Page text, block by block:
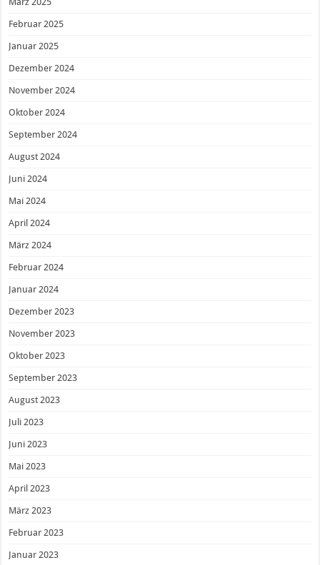
Februar 2025
Januar 2025
Dezember 2024
November 2024
Oktober 2024
September 2024
August 2024
Juni 2024
Mai 2024
April 2024
März 2024
Februar 2024
Januar 2024
Dezember 2023
November 2023
Oktober 2023
September 2023
August 2023
Juli 2023
Juni 2023
Mai 2023
April 2023
März 2023
Februar 2023
Januar 2023